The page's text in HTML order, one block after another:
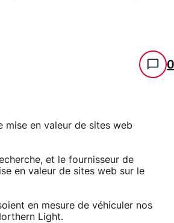
0
mise en valeur de sites web
et le fournisseur de
en valeur de sites web sur le
en mesure de véhiculer nos
Light.